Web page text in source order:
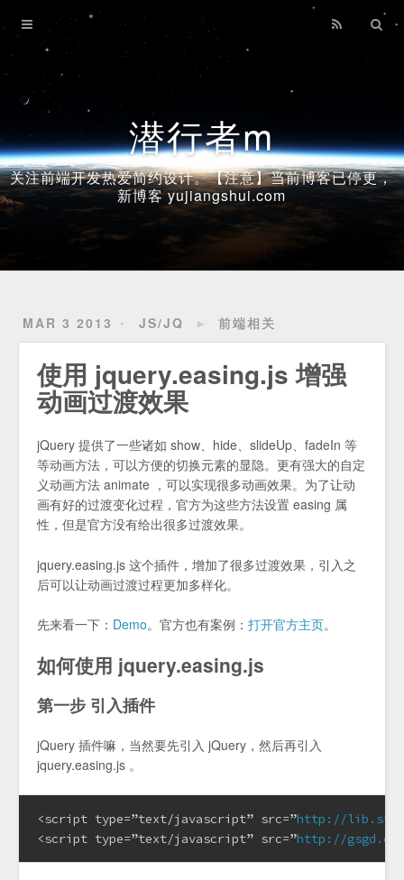
潜行者m
关注前端开发热爱简约设计。【注意】当前博客已停更，
新博客 yujiangshui.com
MAR 3 2013 JS/JQ ► 前端相关
使用 jquery.easing.js 增强
动画过渡效果
jQuery 提供了一些诸如 show、hide、slideUp、fadeIn 等
等动画方法，可以方便的切换元素的显隐。更有强大的自定
义动画方法 animate ，可以实现很多动画效果。为了让动
画有好的过渡变化过程，官方为这些方法设置 easing 属
性，但是官方没有给出很多过渡效果。
jquery.easing.js 这个插件，增加了很多过渡效果，引入之
后可以让动画过渡过程更加多样化。
先来看一下： Demo。官方也有案例： 打开官方主页。
如何使用 jquery.easing.js
第一步 引入插件
jQuery 插件嘛，当然要先引入 jQuery，然后再引入
jquery.easing.js 。
<script type=”text/javascript” src=”http://
<script type=”text/javascript” src=”http://
Home